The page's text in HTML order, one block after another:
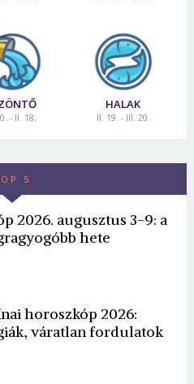
- II. 18.
HALAK
II. 19. - III. 20.
5
2026. augusztus 3-9: a
hete
horoszkóp 2026:
váratlan fordulatok